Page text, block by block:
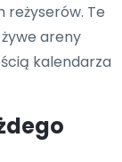
reżyserów. Te
areny
kalendarza